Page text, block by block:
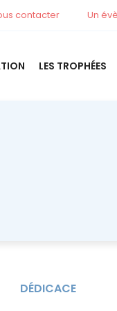
contacter Un
LES TROPHÉES
DÉDICACE